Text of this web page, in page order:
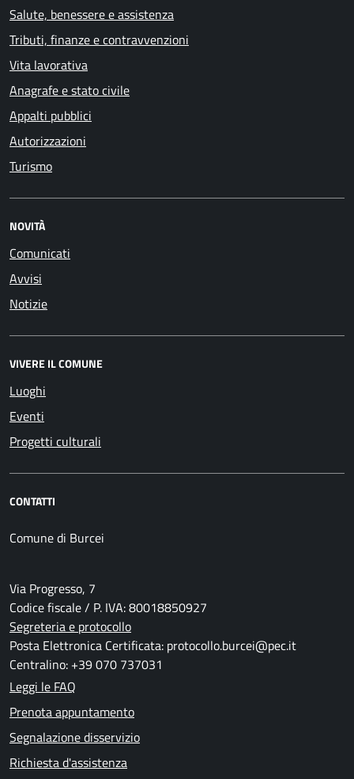
Salute, benessere e assistenza
Tributi, finanze e contravvenzioni
Vita lavorativa
Anagrafe e stato civile
Appalti pubblici
Autorizzazioni
Turismo
NOVITÀ
Comunicati
Avvisi
Notizie
VIVERE IL COMUNE
Luoghi
Eventi
Progetti culturali
CONTATTI
Comune di Burcei
Via Progresso, 7
Codice fiscale / P. IVA: 80018850927
Segreteria e protocollo
Posta Elettronica Certificata: protocollo.burcei@pec.it
Centralino: +39 070 737031
Leggi le FAQ
Prenota appuntamento
Segnalazione disservizio
Richiesta d'assistenza